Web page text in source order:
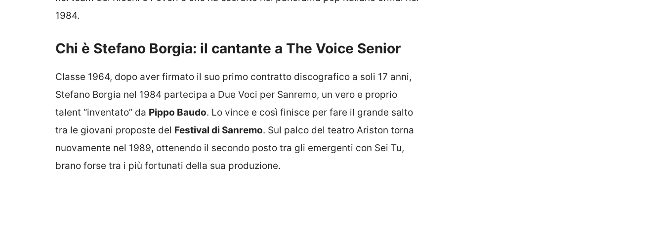
1984.
Chi è Stefano Borgia: il cantante a The Voice Senior
Classe 1964, dopo aver firmato il suo primo contratto discografico a soli 17 anni,
Stefano Borgia nel 1984 partecipa a Due Voci per Sanremo, un vero e proprio
talent “inventato” da Pippo Baudo. Lo vince e così finisce per fare il grande salto
tra le giovani proposte del Festival di Sanremo. Sul palco del teatro Ariston torna
nuovamente nel 1989, ottenendo il secondo posto tra gli emergenti con Sei Tu,
brano forse tra i più fortunati della sua produzione.